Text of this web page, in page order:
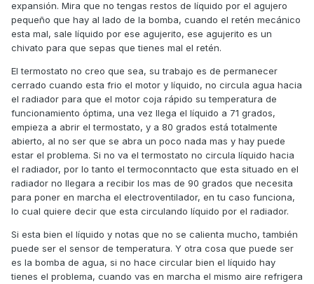
expansión. Mira que no tengas restos de líquido por el agujero
pequeño que hay al lado de la bomba, cuando el retén mecánico
esta mal, sale líquido por ese agujerito, ese agujerito es un
chivato para que sepas que tienes mal el retén.
El termostato no creo que sea, su trabajo es de permanecer
cerrado cuando esta frio el motor y líquido, no circula agua hacia
el radiador para que el motor coja rápido su temperatura de
funcionamiento óptima, una vez llega el líquido a 71 grados,
empieza a abrir el termostato, y a 80 grados está totalmente
abierto, al no ser que se abra un poco nada mas y hay puede
estar el problema. Si no va el termostato no circula líquido hacia
el radiador, por lo tanto el termoconntacto que esta situado en el
radiador no llegara a recibir los mas de 90 grados que necesita
para poner en marcha el electroventilador, en tu caso funciona,
lo cual quiere decir que esta circulando líquido por el radiador.
Si esta bien el líquido y notas que no se calienta mucho, también
puede ser el sensor de temperatura. Y otra cosa que puede ser
es la bomba de agua, si no hace circular bien el líquido hay
tienes el problema, cuando vas en marcha el mismo aire refrigera